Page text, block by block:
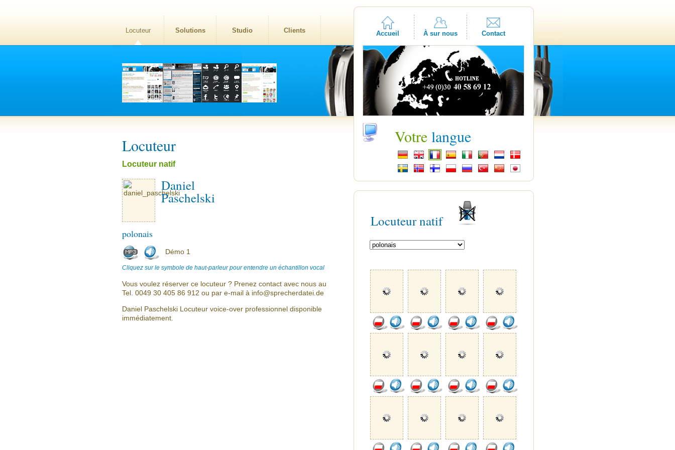
Locuteur Solutions Studio Clients Accueil À sur nous Contact
Locuteur
Locuteur natif
Daniel
Paschelski
polonais
Démo 1
Cliquez sur le symbole de haut-parleur pour entendre un échantillon vocal
Vous voulez réserver ce locuteur ? Prenez contact avec nous au
Tel. 0049 30 405 86 912 ou par e-mail à info@sprecherdatei.de
Daniel Paschelski Locuteur voice-over professionnel disponible
immédiatement.
Votre langue
Locuteur natif